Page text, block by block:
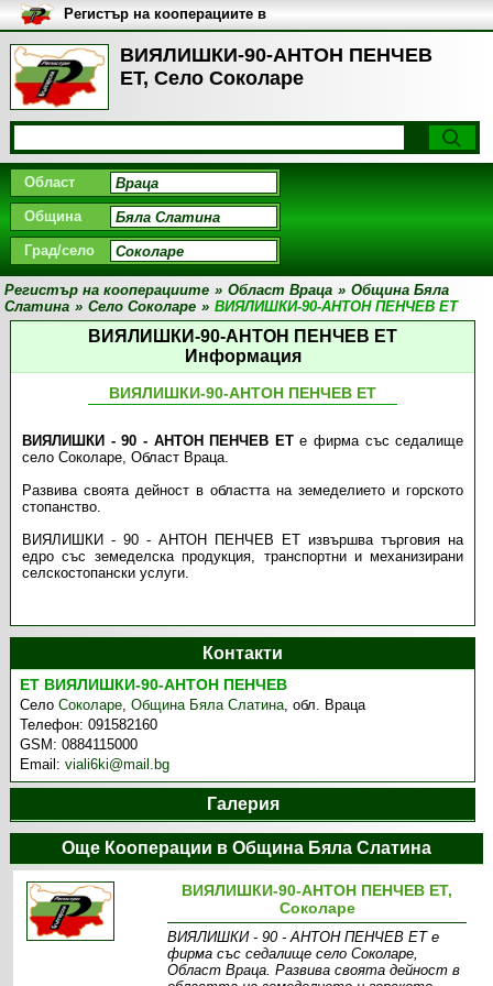
ВИЯЛИШКИ-90-АНТОН ПЕНЧЕВ
ЕТ, Село Соколаре
Регистър на кооперациите в
България
Област
Община
Град/село
Регистър на кооперациите » Област Враца » Община Бяла
Слатина » Село Соколаре » ВИЯЛИШКИ-90-АНТОН ПЕНЧЕВ ЕТ
ВИЯЛИШКИ-90-АНТОН ПЕНЧЕВ ЕТ
Информация
ВИЯЛИШКИ-90-АНТОН ПЕНЧЕВ ЕТ
ВИЯЛИШКИ - 90 - АНТОН ПЕНЧЕВ ЕТе фирма със седалище
село Соколаре, Област Враца.
Развива своята дейност в областта на земеделието и горското
стопанство.
ВИЯЛИШКИ - 90 - АНТОН ПЕНЧЕВ ЕТ извършва търговия на
едро със земеделска продукция, транспортни и механизирани
селскостопански услуги.
Контакти
ЕТ ВИЯЛИШКИ-90-АНТОН ПЕНЧЕВ
СелоСоколаре,Община Бяла Слатина,обл. Враца
Телефон:091582160
GSM:0884115000
Email:viali6ki@mail.bg
Галерия
Още Кооперации в Община Бяла Слатина
ВИЯЛИШКИ-90-АНТОН ПЕНЧЕВ ЕТ,
Соколаре
ВИЯЛИШКИ - 90 - АНТОН ПЕНЧЕВ ЕТ е
фирма със седалище село Соколаре,
Област Враца. Развива своята дейност в